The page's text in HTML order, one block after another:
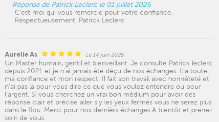
Réponse de Patrick Leclerc le 01 juillet 2026
C'est moi qui vous remercie pour votre confiance.
Respectueusement. Patrick Leclerc
Aurelie As Le 14 juin 2026
Un Master humain, gentil et bienveillant. Je consulte Patrick leclerc
depuis 2021 et je n'ai jamais été déçu de nos échanges. Il a toute
ma confiance et mon respect. Il fait son travail avec honnêteté et
n'ai pas la pour vous dire ce que vous voulez entendre ou pour
l'argent. Si vous cherchez un vrai bon médium pour avoir des
réponse clair et précise aller s'y les yeux fermés vous ne serez plus
dans le flou. Merci pour nos dernièrs échanges A bientôt et prenez
soin de vous